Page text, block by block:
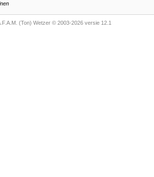
(Ton) Wetzer © 2003-2026 versie 12.1